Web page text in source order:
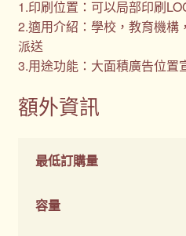
1.印刷位置：可以局部印刷
2.適用介紹：學校，教育機構
派送
3.用途功能：大面積廣告位置
額外資訊
最低訂購量
容量